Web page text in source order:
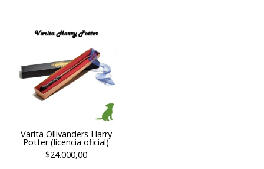
Varita Ollivanders Harry
Potter (licencia oficial)
$24.000,00